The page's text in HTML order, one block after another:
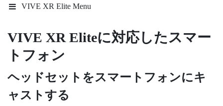
VIVE XR Elite Menu
VIVE XR Eliteに対応したスマー
トフォン
ヘッドセットをスマートフォンにキ
ャストする